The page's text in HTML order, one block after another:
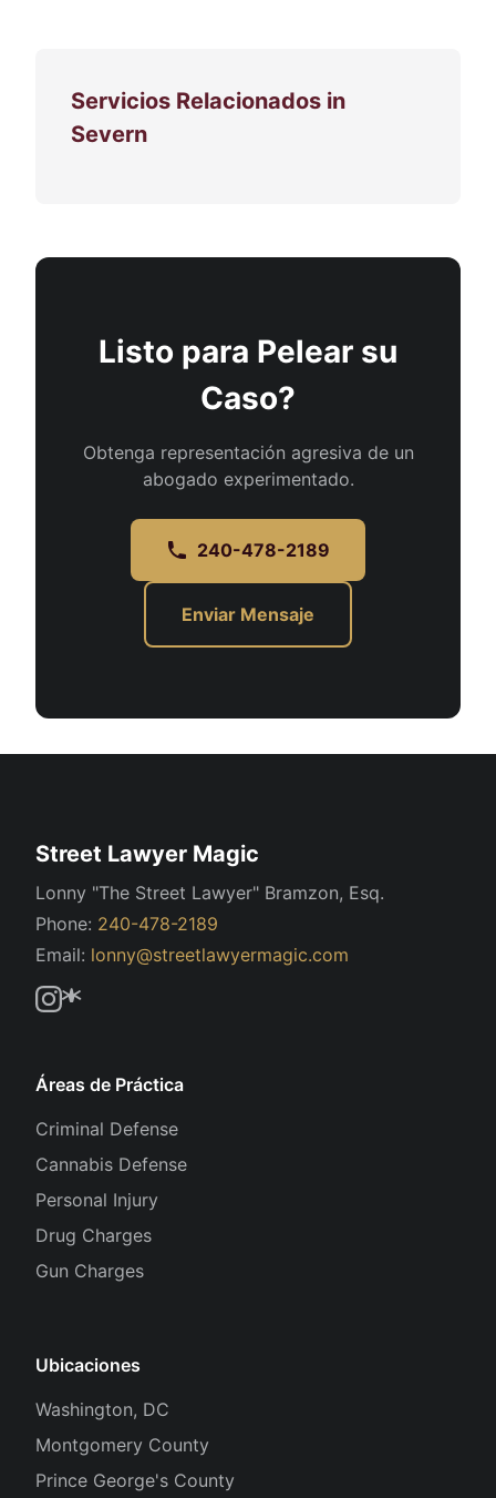
Servicios Relacionados in
Severn
Listo para Pelear su
Caso?
Obtenga representación agresiva de un
abogado experimentado.
240-478-2189
Enviar Mensaje
Street Lawyer Magic
Lonny "The Street Lawyer" Bramzon, Esq.
Phone: 240-478-2189
Email: lonny@streetlawyermagic.com
Áreas de Práctica
Criminal Defense
Cannabis Defense
Personal Injury
Drug Charges
Gun Charges
Ubicaciones
Washington, DC
Montgomery County
Prince George's County